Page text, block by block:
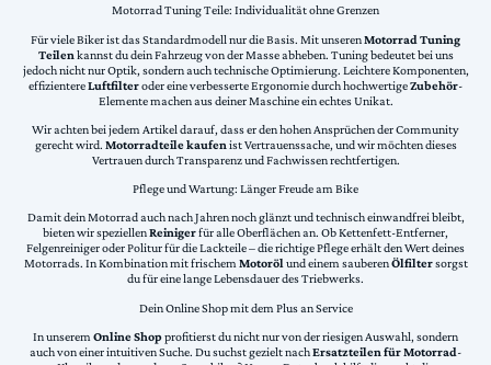
Motorrad Tuning Teile: Individualität ohne Grenzen
Für viele Biker ist das Standardmodell nur die Basis. Mit unserenMotorrad Tuning
Teilen kannst du dein Fahrzeug von der Masse abheben. Tuning bedeutet bei uns
jedoch nicht nur Optik, sondern auch technische Optimierung. Leichtere Komponenten,
effizientereLuftfilteroder eine verbesserte Ergonomie durch hochwertigeZubehör-
Elemente machen aus deiner Maschine ein echtes Unikat.
Wir achten bei jedem Artikel darauf, dass er den hohen Ansprüchen der Community
gerecht wird. Motorradteile kaufen ist Vertrauenssache, und wir möchten dieses
Vertrauen durch Transparenz und Fachwissen rechtfertigen.
Pflege und Wartung: Länger Freude am Bike
Damit dein Motorrad auch nach Jahren noch glänzt und technisch einwandfrei bleibt,
bieten wir speziellenReinigerfür alle Oberflächen an. Ob Kettenfett-Entferner,
Felgenreiniger oder Politur für die Lackteile – die richtige Pflege erhält den Wert deines
Motorrads. In Kombination mit frischemMotorölund einem sauberenÖlfiltersorgst
du für eine lange Lebensdauer des Triebwerks.
Dein Online Shop mit dem Plus an Service
In unserem Online Shopprofitierst du nicht nur von der riesigen Auswahl, sondern
auch von einer intuitiven Suche. Du suchst gezielt nachErsatzteilen für Motorrad-